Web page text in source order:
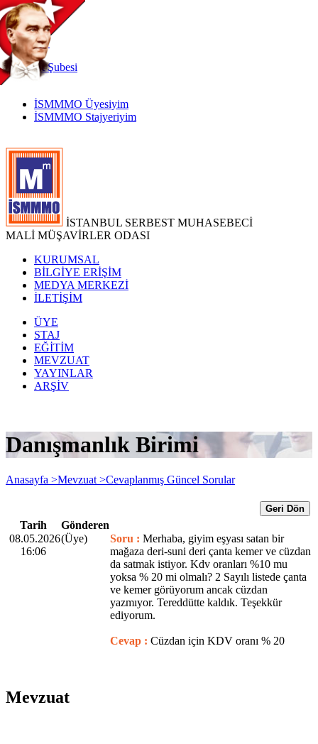
TR
|
EN
İnternetŞubesi
İSMMMO Üyesiyim
İSMMMO Stajyeriyim
İSTANBUL SERBEST MUHASEBECİ
MALİ MÜŞAVİRLER ODASI
KURUMSAL
BİLGİYE ERİŞİM
MEDYA MERKEZİ
İLETİŞİM
ÜYE
STAJ
EĞİTİM
MEVZUAT
YAYINLAR
ARŞİV
Danışmanlık Birimi
Anasayfa >Mevzuat >Cevaplanmış Güncel Sorular
Geri Dön
Tarih
Gönderen
08.05.2026
16:06
(Üye) Soru : Merhaba, giyim eşyası satan bir
mağaza deri-suni deri çanta kemer ve cüzdan
da satmak istiyor. Kdv oranları %10 mu
yoksa % 20 mi olmalı? 2 Sayılı listede çanta
ve kemer görüyorum ancak cüzdan
yazmıyor. Tereddütte kaldık. Teşekkür
ediyorum.
Cevap : Cüzdan için KDV oranı % 20
Mevzuat